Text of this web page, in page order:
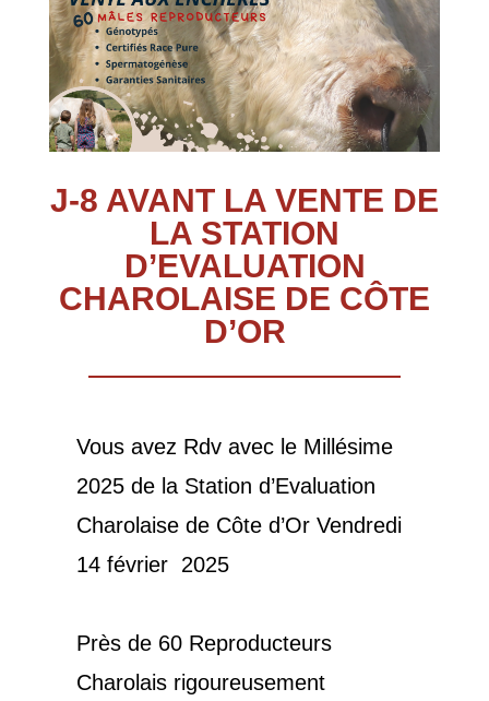
J-8 AVANT LA VENTE DE
LA STATION
D’EVALUATION
CHAROLAISE DE CÔTE
D’OR
Vous avez Rdv avec le Millésime
2025 de la Station d’Evaluation
Charolaise de Côte d’Or Vendredi
14 février 2025
Près de 60 Reproducteurs
Charolais rigoureusement